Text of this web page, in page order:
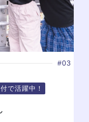
#03
で活躍中！